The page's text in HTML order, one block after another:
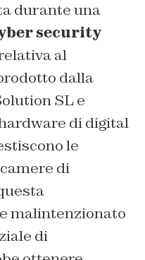
durante una
security
al
dalla
SL e
di digital
le
di
malintenzionato
di